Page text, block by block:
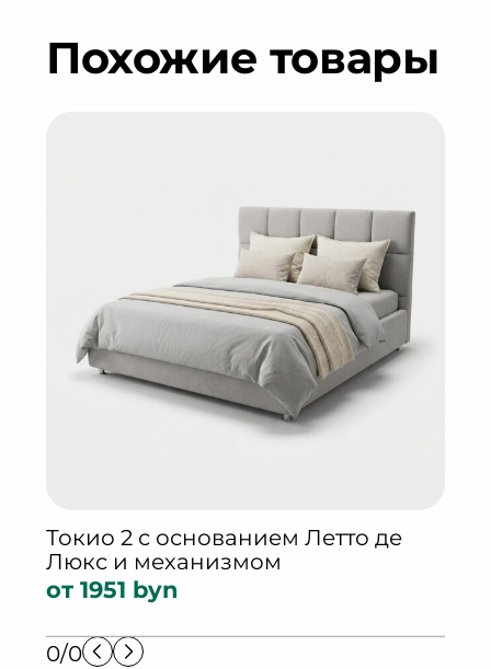
Похожие товары
Токио 2 с основанием Летто де
Люкс и механизмом
от 1951 byn
0/0